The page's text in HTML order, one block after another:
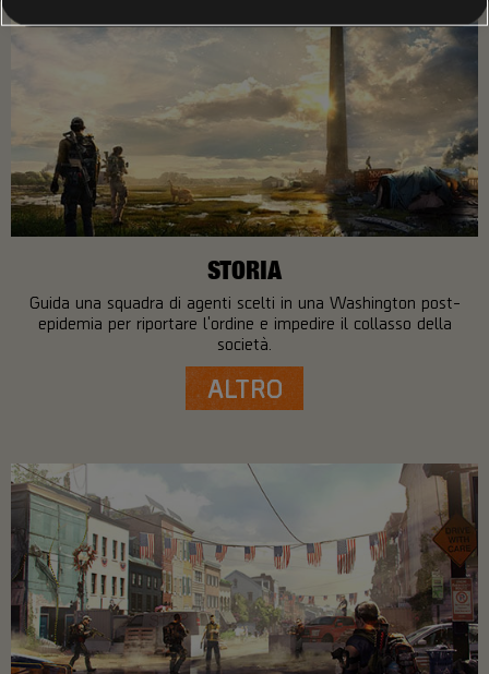
STORIA
Guida una squadra di agenti scelti in una Washington post-
epidemia per riportare l'ordine e impedire il collasso della
società.
ALTRO